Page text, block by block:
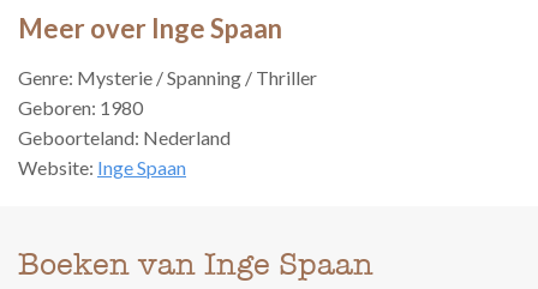
Meer over Inge Spaan
Genre: Mysterie / Spanning / Thriller
Geboren: 1980
Geboorteland: Nederland
Website: Inge Spaan
Boeken van Inge Spaan